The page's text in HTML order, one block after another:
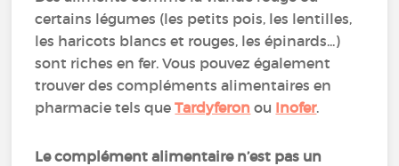
certains légumes (les petits pois, les lentilles,
les haricots blancs et rouges, les épinards...)
sont riches en fer. Vous pouvez également
trouver des compléments alimentaires en
pharmacie tels que Tardyferon ou Inofer.
Le complément alimentaire n’est pas un